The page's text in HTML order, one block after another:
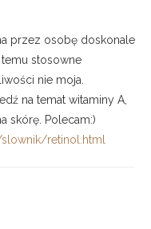
przez osobę doskonale
stosowne
nie moja.
na temat witaminy A,
skórę. Polecam:)
retinol.html